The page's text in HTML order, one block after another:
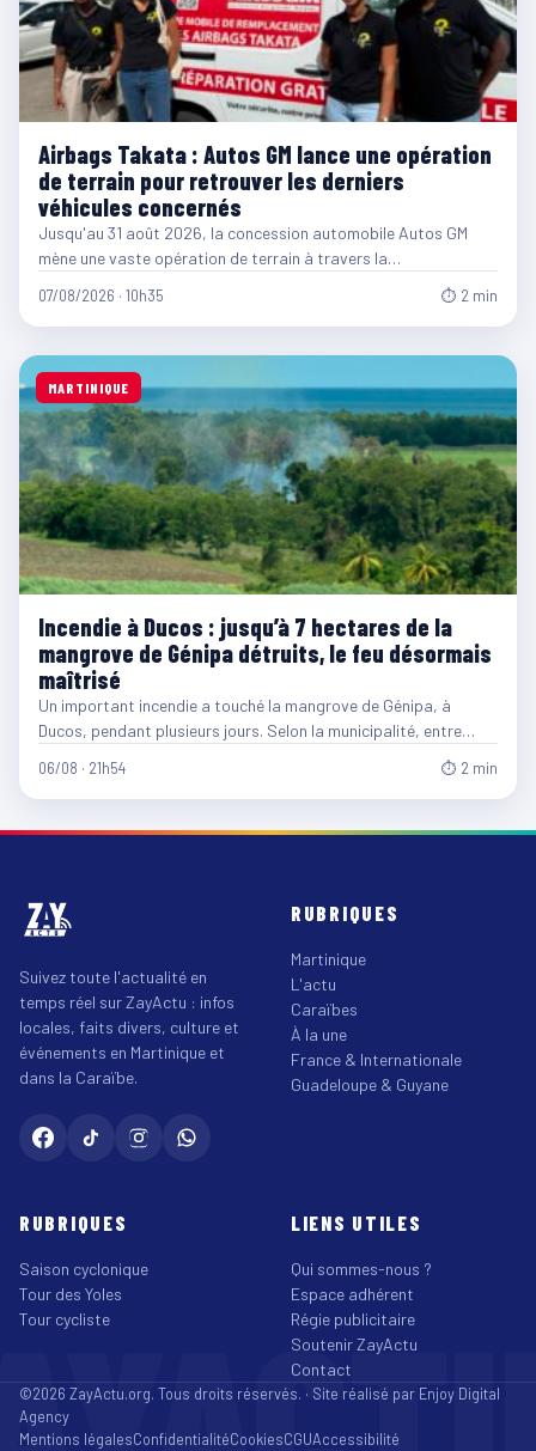
Airbags Takata : Autos GM lance une opération
de terrain pour retrouver les derniers
véhicules concernés
Jusqu'au 31 août 2026, la concession automobile Autos GM
mène une vaste opération de terrain à travers la…
07/08/2026 · 10h35 ⏱ 2 min
MARTINIQUE
Incendie à Ducos : jusqu’à 7 hectares de la
mangrove de Génipa détruits, le feu désormais
maîtrisé
Un important incendie a touché la mangrove de Génipa, à
Ducos, pendant plusieurs jours. Selon la municipalité, entre…
06/08 · 21h54 ⏱ 2 min
Suivez toute l'actualité en
temps réel sur ZayActu : infos
locales, faits divers, culture et
événements en Martinique et
dans la Caraïbe.
RUBRIQUES
Martinique
L'actu
Caraïbes
À la une
France & Internationale
Guadeloupe & Guyane
RUBRIQUES
Saison cyclonique
Tour des Yoles
Tour cycliste
LIENS UTILES
Qui sommes-nous ?
Espace adhérent
Régie publicitaire
Soutenir ZayActu
Contact
©2026 ZayActu.org. Tous droits réservés. · Site réalisé par Enjoy Digital
Agency
Mentions légalesConfidentialitéCookiesCGUAccessibilité